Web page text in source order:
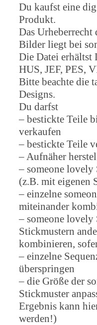
Du kaufst eine
Produkt.
Das
Bilder liegt bei
Die Datei erhältst
HUS, JEF, PES,
Bitte beachte die
Designs.
Du darfst
– bestickte Teile
verkaufen
– bestickte Teile
– Aufnäher
– someone lovely
(z.B. mit eigenen
– einzelne
miteinander
– someone
Stickmustern
kombinieren,
– einzelne
überspringen
– die Größe der
Stickmuster
Ergebnis kann
werden!)